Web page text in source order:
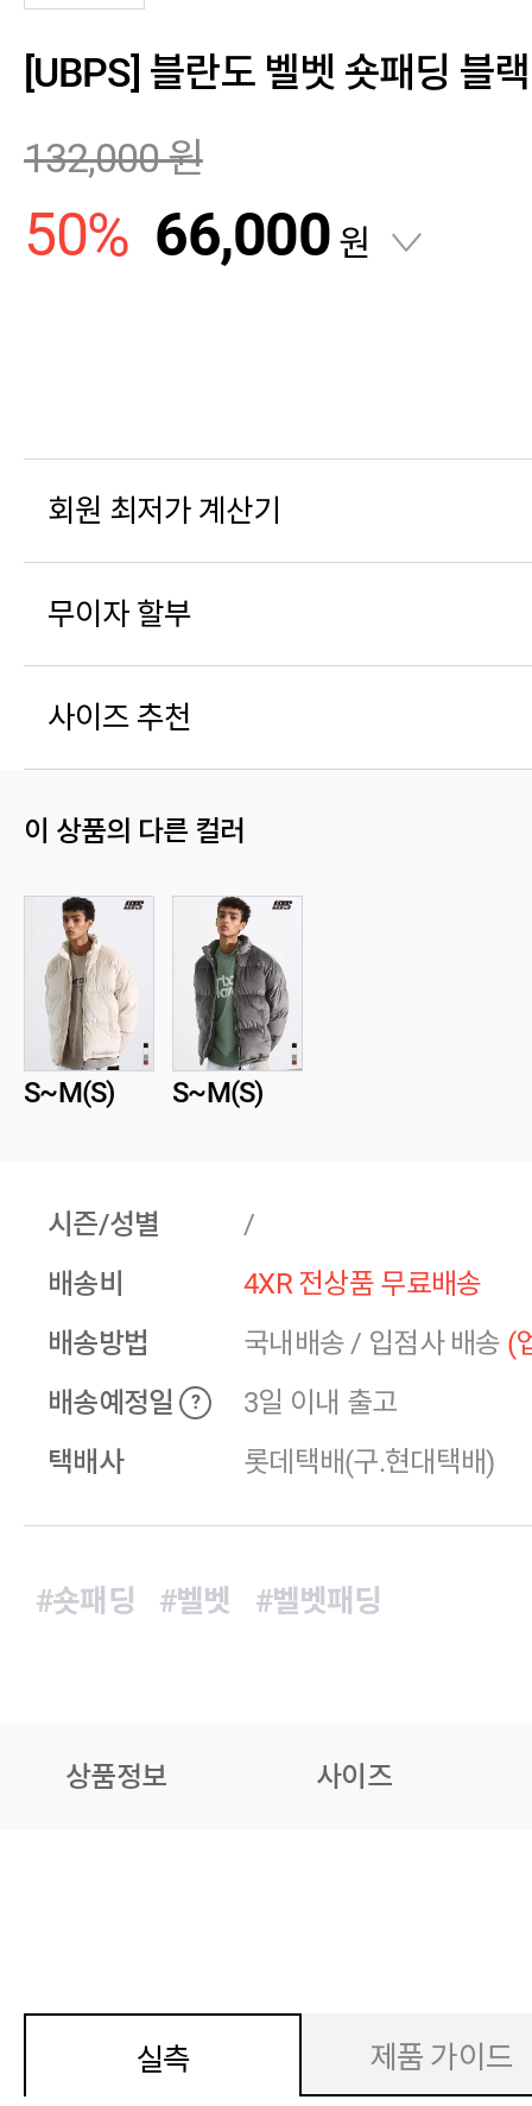
[UBPS] 블란도 벨벳 숏패딩 블랙
132,000원
50% 66,000 원
회원 최저가 계산기
무이자 할부
사이즈 추천
이 상품의 다른 컬러
S~M(S) S~M(S)
시즌/성별
/
배송비
4XR 전상품 무료배송
배송방법
국내배송 / 입점사 배송 (
배송예정일
?
3일 이내 출고
택배사
롯데택배(구.현대택배)
#숏패딩 #벨벳 #벨벳패딩
상품정보 사이즈
실측 제품 가이드